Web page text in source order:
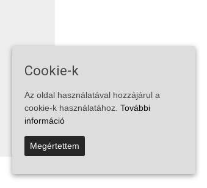
Cookie-k
Az oldal használatával hozzájárul a
cookie-k használatához. További
információ
Megértettem